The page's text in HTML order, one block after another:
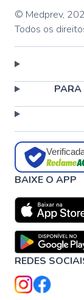
© Medprev,
Todos os
PARA
BAIXE O APP
REDES